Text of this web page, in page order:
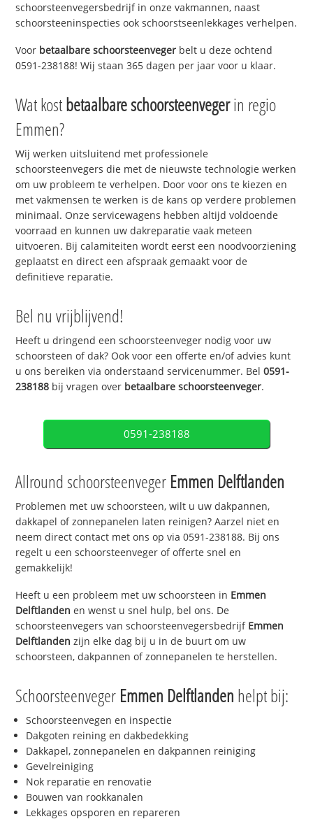
schoorsteenvegersbedrijf in onze vakmannen, naast
schoorsteeninspecties ook schoorstseenlekkages verhelpen.
Voor betaalbare schoorsteenveger belt u deze ochtend
0591-238188! Wij staan 365 dagen per jaar voor u klaar.
Wat kostbetaalbare schoorsteenvegerin regio
Emmen?
Wij werken uitsluitend met professionele
schoorsteenvegers die met de nieuwste technologie werken
om uw probleem te verhelpen. Door voor ons te kiezen en
met vakmensen te werken is de kans op verdere problemen
minimaal. Onze servicewagens hebben altijd voldoende
voorraad en kunnen uw dakreparatie vaak meteen
uitvoeren. Bij calamiteiten wordt eerst een noodvoorziening
geplaatst en direct een afspraak gemaakt voor de
definitieve reparatie.
Bel nu vrijblijvend!
Heeft u dringend een schoorsteenveger nodig voor uw
schoorsteen of dak? Ook voor een offerte en/of advies kunt
u ons bereiken via onderstaand servicenummer. Bel0591-
238188 bij vragen over betaalbare schoorsteenveger.
0591-238188
Allround schoorsteenveger Emmen Delftlanden
Problemen met uw schoorsteen, wilt u uw dakpannen,
dakkapel of zonnepanelen laten reinigen? Aarzel niet en
neem direct contact met ons op via 0591-238188. Bij ons
regelt u een schoorsteenveger of offerte snel en
gemakkelijk!
Heeft u een probleem met uw schoorsteen in Emmen
Delftlanden en wenst u snel hulp, bel ons. De
schoorsteenvegers van schoorsteenvegersbedrijf Emmen
Delftlanden zijn elke dag bij u in de buurt om uw
schoorsteen, dakpannen of zonnepanelen te herstellen.
Schoorsteenveger Emmen Delftlanden helpt bij:
Schoorsteenvegen en inspectie
Dakgoten reining en dakbedekking
Dakkapel, zonnepanelen en dakpannen reiniging
Gevelreiniging
Nok reparatie en renovatie
Bouwen van rookkanalen
Lekkages opsporen en repareren